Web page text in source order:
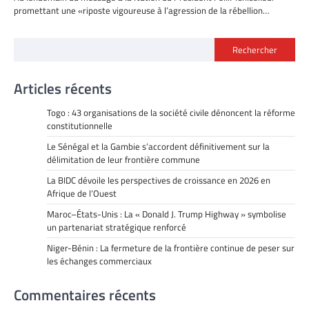
promettant une «riposte vigoureuse à l’agression de la rébellion…
Rechercher
Articles récents
Togo : 43 organisations de la société civile dénoncent la réforme
constitutionnelle
Le Sénégal et la Gambie s’accordent définitivement sur la
délimitation de leur frontière commune
La BIDC dévoile les perspectives de croissance en 2026 en
Afrique de l’Ouest
Maroc–États-Unis : La « Donald J. Trump Highway » symbolise
un partenariat stratégique renforcé
Niger-Bénin : La fermeture de la frontière continue de peser sur
les échanges commerciaux
Commentaires récents